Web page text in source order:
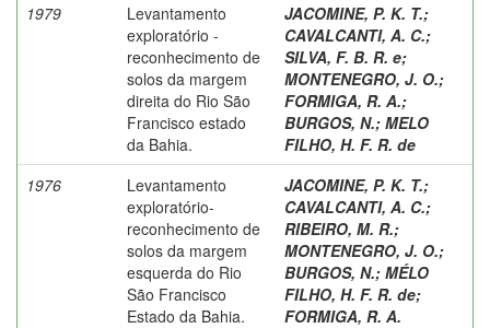
1979
Levantamento
exploratório -
reconhecimento de
solos da margem
direita do Rio São
Francisco estado
da Bahia.
JACOMINE, P. K. T.;
CAVALCANTI, A. C.;
SILVA, F. B. R. e;
MONTENEGRO, J. O.;
FORMIGA, R. A.;
BURGOS, N.; MELO
FILHO, H. F. R. de
1976
Levantamento
exploratório-
reconhecimento de
solos da margem
esquerda do Rio
São Francisco
Estado da Bahia.
JACOMINE, P. K. T.;
CAVALCANTI, A. C.;
RIBEIRO, M. R.;
MONTENEGRO, J. O.;
BURGOS, N.; MÉLO
FILHO, H. F. R. de;
FORMIGA, R. A.